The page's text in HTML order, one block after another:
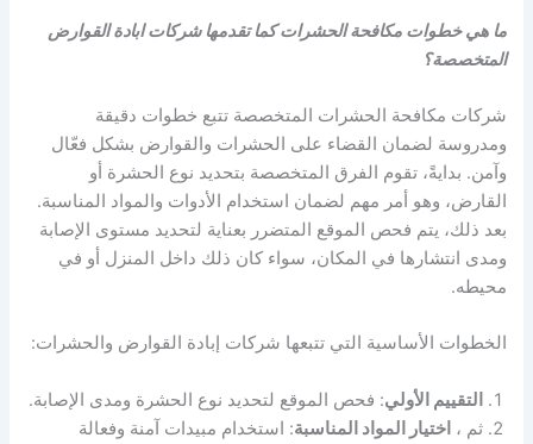
ما هي خطوات مكافحة الحشرات كما تقدمها شركات ابادة القوارض
المتخصصة؟
شركات مكافحة الحشرات المتخصصة تتبع خطوات دقيقة
ومدروسة لضمان القضاء على الحشرات والقوارض بشكل فعّال
وآمن. بدايةً، تقوم الفرق المتخصصة بتحديد نوع الحشرة أو
القارض، وهو أمر مهم لضمان استخدام الأدوات والمواد المناسبة.
بعد ذلك، يتم فحص الموقع المتضرر بعناية لتحديد مستوى الإصابة
ومدى انتشارها في المكان، سواء كان ذلك داخل المنزل أو في
محيطه.
الخطوات الأساسية التي تتبعها شركات إبادة القوارض والحشرات:
التقييم الأولي: فحص الموقع لتحديد نوع الحشرة ومدى الإصابة.
ثم ، اختيار المواد المناسبة: استخدام مبيدات آمنة وفعالة